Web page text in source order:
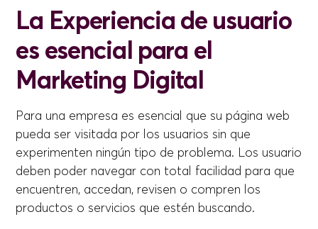
La Experiencia de usuario
es esencial para el
Marketing Digital
Para una empresa es esencial que su página web
pueda ser visitada por los usuarios sin que
experimenten ningún tipo de problema. Los usuario
deben poder navegar con total facilidad para que
encuentren, accedan, revisen o compren los
productos o servicios que estén buscando.